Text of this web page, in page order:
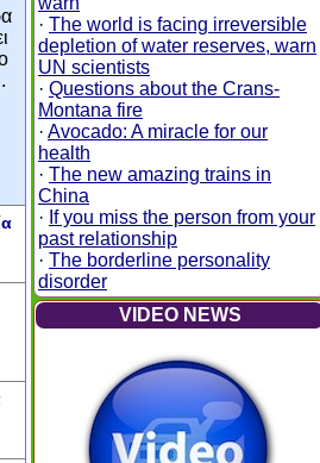
· The world is facing irreversible
depletion of water reserves, warn
UN scientists
· Questions about the Crans-
Montana fire
· Avocado: A miracle for our
health
· The new amazing trains in
China
· If you miss the person from your
past relationship
· The borderline personality
disorder
VIDEO NEWS